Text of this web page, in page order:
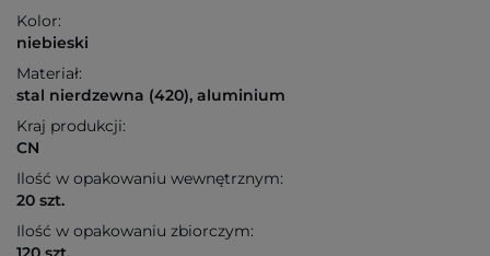
Kolor:
niebieski
Materiał:
stal nierdzewna (420), aluminium
Kraj produkcji:
CN
Ilość w opakowaniu wewnętrznym:
20 szt.
Ilość w opakowaniu zbiorczym: